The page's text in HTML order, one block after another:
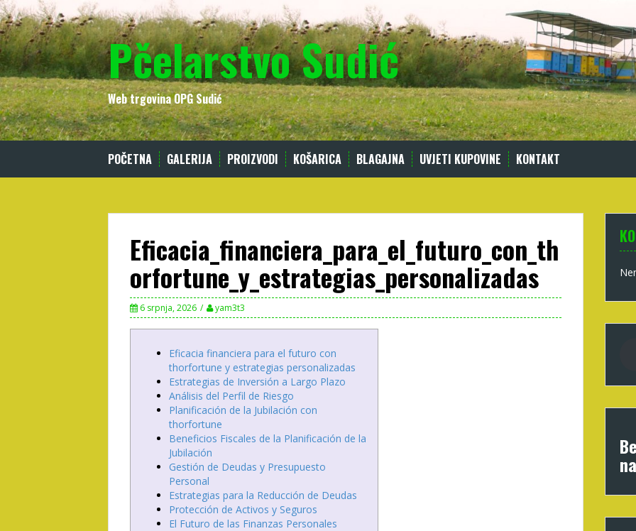
Skip
to
content
Pčelarstvo Sudić
Web trgovina OPG Sudić
POČETNA GALERIJA PROIZVODI KOŠARICA BLAGAJNA UVJETI KUPOVINE KONTAKT
Eficacia_financiera_para_el_futuro_con_th
orfortune_y_estrategias_personalizadas
6 srpnja, 2026 yam3t3
Eficacia financiera para el futuro con
thorfortune y estrategias personalizadas
Estrategias de Inversión a Largo Plazo
Análisis del Perfil de Riesgo
Planificación de la Jubilación con
thorfortune
Beneficios Fiscales de la Planificación de la
Jubilación
Gestión de Deudas y Presupuesto
Personal
Estrategias para la Reducción de Deudas
Protección de Activos y Seguros
El Futuro de las Finanzas Personales